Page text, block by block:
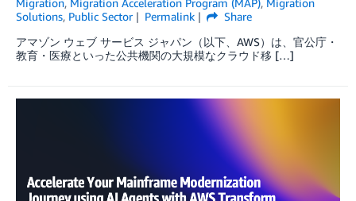
Migration, Migration Acceleration Program (MAP), Migration
Solutions, Public Sector Permalink
Share
アマゾン ウェブ サービス ジャパン（以下、AWS）は、官公庁・
教育・医療といった公共機関の大規模なクラウド移 […]